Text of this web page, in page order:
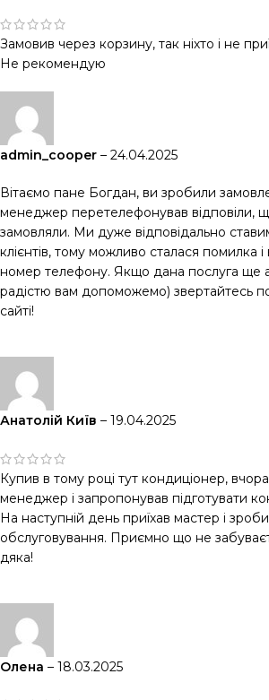
Замовив через корзину, так ніхто і не
Не рекомендую
admin_cooper – 24.04.2025
Вітаємо пане Богдан, ви зробили
менеджер перетелефонував відповіли,
замовляли. Ми дуже відповідально
клієнтів, тому можливо сталася помилка
номер телефону. Якщо дана послуга ще
радістю вам допоможемо) звертайтесь
сайті!
Анатолій Київ – 19.04.2025
Купив в тому році тут кондиціонер,
менеджер і запропонував підготувати
На наступній день приїхав мастер і
обслуговування. Приємно що не
дяка!
Олена – 18.03.2025